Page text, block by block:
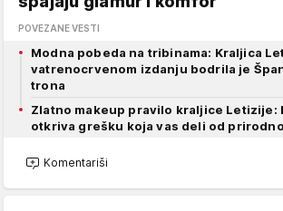
POVEZANE VESTI
Modna pobeda na tribinama: Kraljica
vatrenocrvenom izdanju bodrila je
trona
Zlatno makeup pravilo kraljice Letizije:
otkriva grešku koja vas deli od
Komentariši